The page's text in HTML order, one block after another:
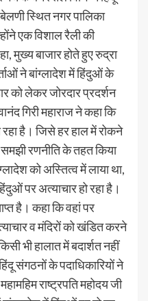
बेलणी स्थित नगर पालिका
एक विशाल रैली की
मुख्य बाजार होते हुए रुद्रा
ने बांग्लादेश में हिंदुओं के
को लेकर जोरदार प्रदर्शन
गिरी महाराज ने कहा कि
रहा है। जिसे हर हाल में रोकने
रणनीति के तहत किया
को अस्तित्व में लाया था,
पर अत्याचार हो रहा है।
है। कहा कि वहां पर
व मंदिरों को खंडित करने
भी हालात में बदार्शत नहीं
संगठनों के पदाधिकारियों ने
राष्ट्रपति महोदय जी